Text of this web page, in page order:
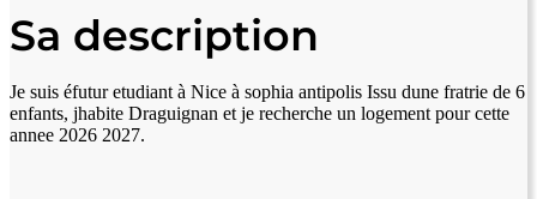
Sa description
Je suis éfutur etudiant à Nice à sophia antipolis Issu dune fratrie de 6
enfants, jhabite Draguignan et je recherche un logement pour cette
annee 2026 2027.